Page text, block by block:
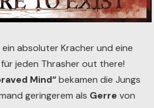
absoluter Kracher und eine
jeden Thrasher out there!
Mind“bekamen die Jungs
geringerem als Gerre von